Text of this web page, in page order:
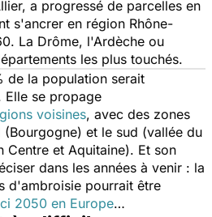
a progressé de parcelles en
s'ancrer en région Rhône-
La Drôme, l'Ardèche ou
les plus touchés.
de la population serait
se propage
voisines, avec des zones
(Bourgogne) et le sud (vallée du
Centre et Aquitaine). Et son
dans les années à venir : la
d'ambroisie pourrait être
2050 en Europe…